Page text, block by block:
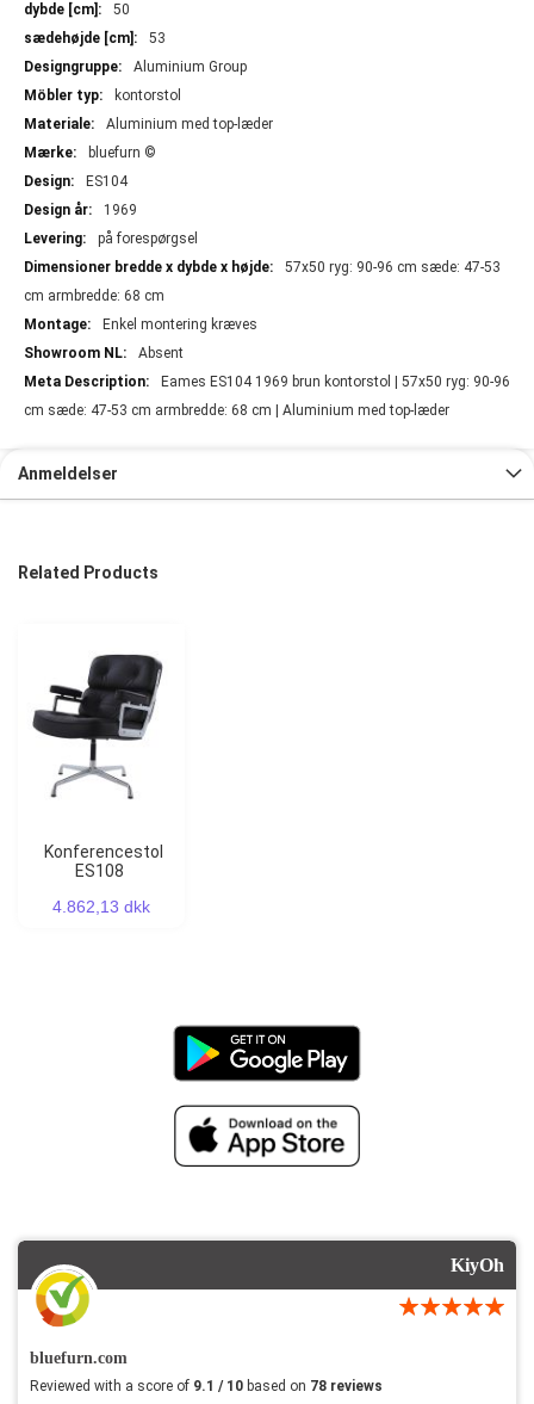
50
53
Aluminium Group
kontorstol
Aluminium med top-læder
bluefurn ©
ES104
1969
på forespørgsel
57x50 ryg: 90-96 cm sæde: 47-53
cm armbredde: 68 cm
Enkel montering kræves
Absent
Eames ES104 1969 brun kontorstol | 57x50 ryg: 90-96
cm sæde: 47-53 cm armbredde: 68 cm | Aluminium med top-læder
Anmeldelser
Related Products
Konferencestol
ES108
4.862,13 dkk
KiyOh
bluefurn.com
Reviewed with a score of 9.1 / 10 based on 78 reviews